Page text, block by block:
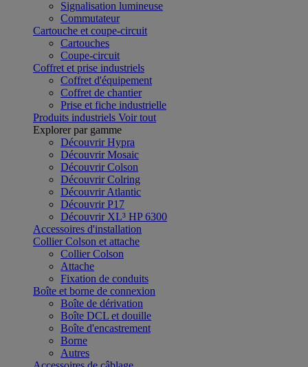
Signalisation lumineuse
Commutateur
Cartouche et coupe-circuit
Cartouches
Coupe-circuit
Coffret et prise industriels
Coffret d'équipement
Coffret de chantier
Prise et fiche industrielle
Produits industriels Voir tout
Explorer par gamme
Découvrir Hypra
Découvrir Mosaic
Découvrir Colson
Découvrir Colring
Découvrir Atlantic
Découvrir P17
Découvrir XL³ HP 6300
Accessoires d'installation
Collier Colson et attache
Collier Colson
Attache
Fixation de conduits
Boîte et borne de connexion
Boîte de dérivation
Boîte DCL et douille
Boîte d'encastrement
Borne
Autres